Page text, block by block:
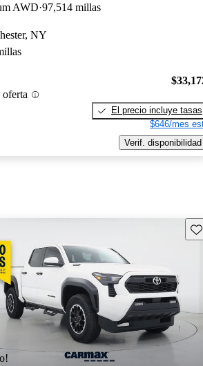
AWD 97,514 millas
NY
oferta
El precio incluye tasas
$646/mes
Verif. disponibilidad
Aviso